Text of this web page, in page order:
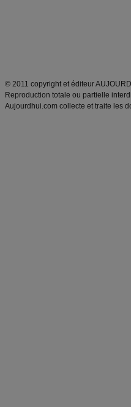
© 2011 copyright et éditeur
Reproduction totale ou partielle
Aujourdhui.com collecte et traite les